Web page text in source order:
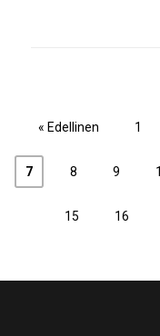
« Edellinen 1
7 8 9
15 16